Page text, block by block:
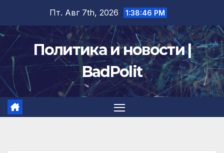
содержимому
Пт. Авг 7th, 2026 1:38:47 PM
Политика и новости |
BadPolit